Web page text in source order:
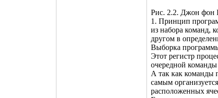
Рис. 2.2. Джон фон
1. Принцип
из набора команд,
другом в
Выборка
Этот регистр
очередной
А так как команды
самым
расположенных